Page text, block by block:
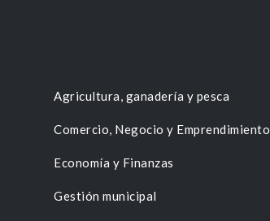
Agricultura, ganadería y pesca
Comercio, Negocio y Emprendimiento
Economía y Finanzas
Gestión municipal